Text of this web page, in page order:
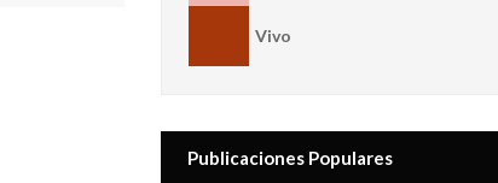
Vivo
Publicaciones Populares